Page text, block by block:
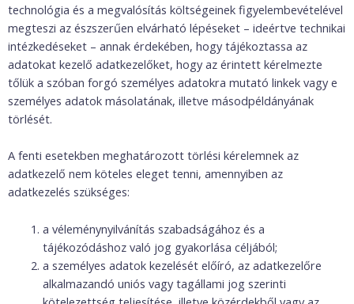
technológia és a megvalósítás költségeinek figyelembevételével
megteszi az észszerűen elvárható lépéseket – ideértve technikai
intézkedéseket – annak érdekében, hogy tájékoztassa az
adatokat kezelő adatkezelőket, hogy az érintett kérelmezte
tőlük a szóban forgó személyes adatokra mutató linkek vagy e
személyes adatok másolatának, illetve másodpéldányának
törlését.
A fenti esetekben meghatározott törlési kérelemnek az
adatkezelő nem köteles eleget tenni, amennyiben az
adatkezelés szükséges:
a véleménynyilvánítás szabadságához és a
tájékozódáshoz való jog gyakorlása céljából;
a személyes adatok kezelését előíró, az adatkezelőre
alkalmazandó uniós vagy tagállami jog szerinti